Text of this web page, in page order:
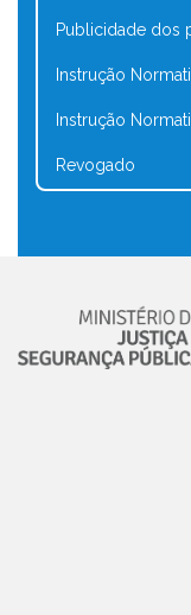
Publicidade dos
Instrução
Instrução
Revogado